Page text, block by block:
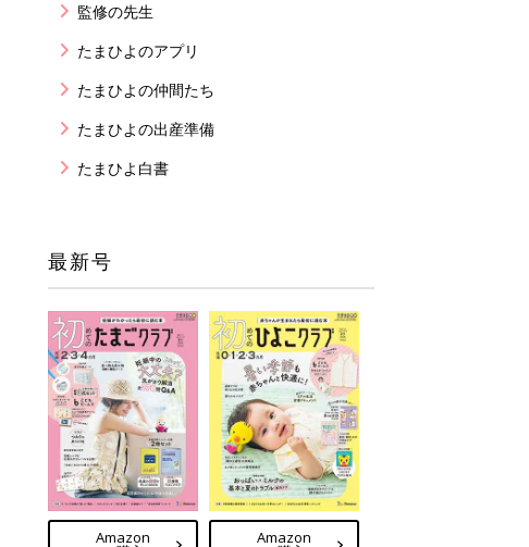
監修の先生
たまひよのアプリ
たまひよの仲間たち
たまひよの出産準備
たまひよ白書
最新号
Amazon Amazon